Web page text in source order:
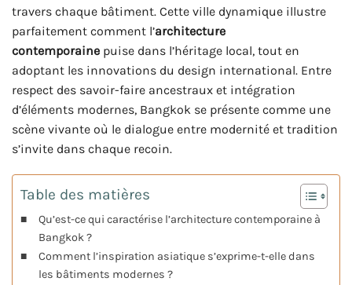
travers chaque bâtiment. Cette ville dynamique illustre
parfaitement comment l’architecture
contemporaine puise dans l’héritage local, tout en
adoptant les innovations du design international. Entre
respect des savoir-faire ancestraux et intégration
d’éléments modernes, Bangkok se présente comme une
scène vivante où le dialogue entre modernité et tradition
s’invite dans chaque recoin.
Table des matières
Qu’est-ce qui caractérise l’architecture contemporaine à
Bangkok ?
Comment l’inspiration asiatique s’exprime-t-elle dans
les bâtiments modernes ?